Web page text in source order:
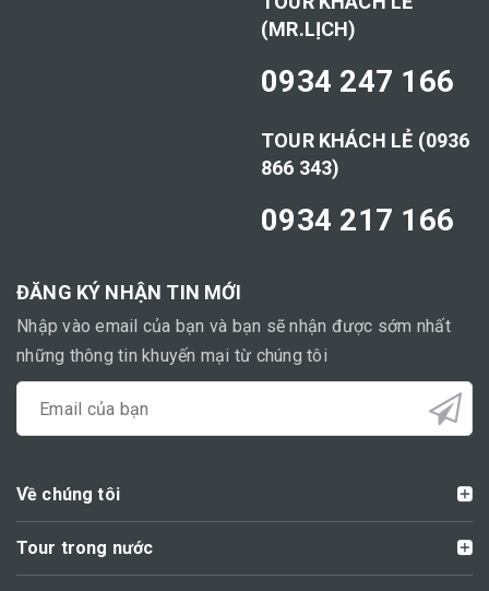
(MR.LỊCH)
0934 247 166
TOUR KHÁCH LẺ (0936
866 343)
0934 217 166
ĐĂNG KÝ NHẬN TIN MỚI
Nhập vào email của bạn và bạn sẽ nhận được sớm nhất
những thông tin khuyến mại từ chúng tôi
Về chúng tôi
Tour trong nước